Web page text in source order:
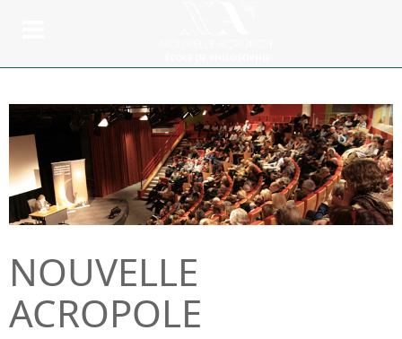
NOUVELLE
ACROPOLE